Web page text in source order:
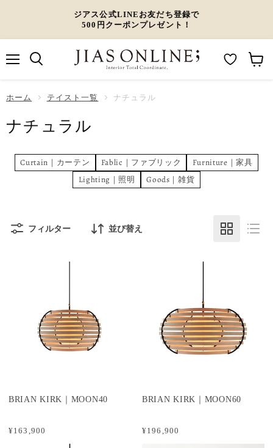
ジアス公式LINEお友だち登録で
500円クーポンプレゼント！
ー
t
る
ホーム テイスト一覧 ナチュラル
ナチュラル
Curtain｜カーテン Fablic｜ファブリック
Furniture｜家具
Lighting｜照明
Goods｜雑貨
フィルター 並び替え
¥163,900
BRIAN KIRK｜MOON40
¥196,900
BRIAN KIRK｜MOON60